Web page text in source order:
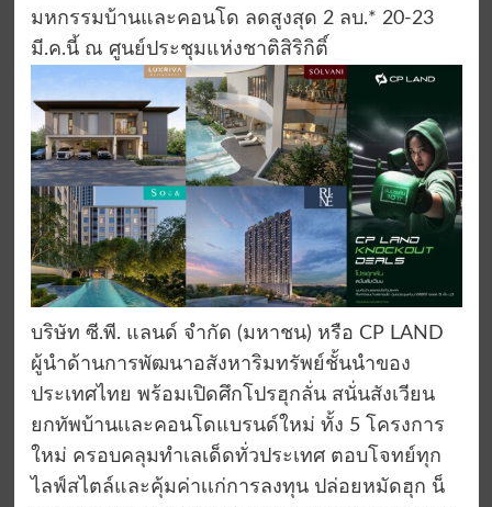
มหกรรมบ้านและคอนโด ลดสูงสุด 2 ลบ.* 20-23
มี.ค.นี้ ณ ศูนย์ประชุมแห่งชาติสิริกิติ์
บริษัท ซี.พี. แลนด์ จำกัด (มหาชน) หรือ CP LAND
ผู้นำด้านการพัฒนาอสังหาริมทรัพย์ชั้นนำของ
ประเทศไทย พร้อมเปิดศึกโปรฮุกลั่น สนั่นสังเวียน
ยกทัพบ้านเเละคอนโดแบรนด์ใหม่ ทั้ง 5 โครงการ
ใหม่ ครอบคลุมทำเลเด็ดทั่วประเทศ ตอบโจทย์ทุก
ไลฟ์สไตล์และคุ้มค่าเเก่การลงทุน ปล่อยหมัดฮุก น็